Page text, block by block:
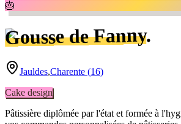
🎂
Gousse de Fanny.
Jauldes,Charente (16)
Cake design
Pâtissière diplômée par l'état et formée à